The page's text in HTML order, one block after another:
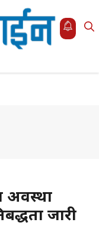
अवस्था
जारी